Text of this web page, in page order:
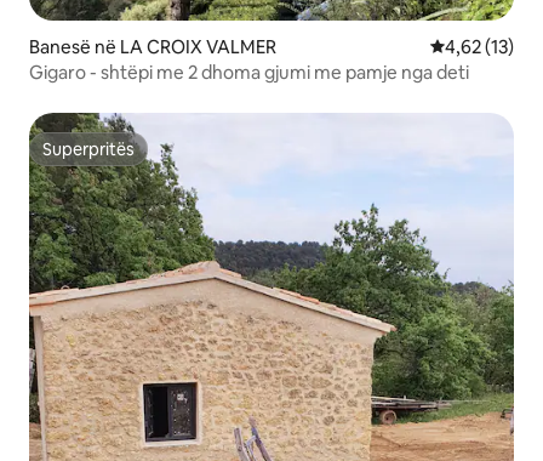
Banesë në LA CROIX VALMER Vlerësimi
4,62 (13)
Gigaro - shtëpi me 2 dhoma gjumi me pamje nga deti
Superpritës
Superpritës